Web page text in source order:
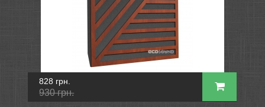
828 грн.
930 грн.